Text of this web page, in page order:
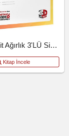
AYT 3D Eşit Ağırlık 3'LÜ Simülasyon Deneme
Kitap İncele